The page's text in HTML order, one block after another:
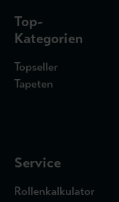
Top-
Kategorien
Topseller
Tapeten
Service
Rollenkalkulator